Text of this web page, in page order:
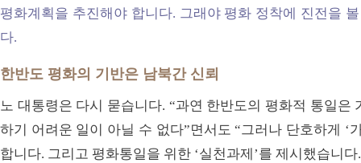
평화계획을 추진해야 합니다. 그래야 평화 정착에 진전을
다.
한반도 평화의 기반은 남북간 신뢰
노 대통령은 다시 묻습니다. “과연 한반도의 평화적 통일은
하기 어려운 일이 아닐 수 없다”면서도 “그러나 단호하게 ‘
합니다. 그리고 평화통일을 위한 ‘실천과제’를 제시했습니다.